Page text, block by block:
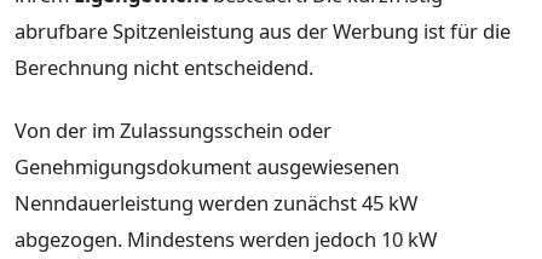
abrufbare Spitzenleistung aus der Werbung ist für die
Berechnung nicht entscheidend.
Von der im Zulassungsschein oder
Genehmigungsdokument ausgewiesenen
Nenndauerleistung werden zunächst 45 kW
abgezogen. Mindestens werden jedoch 10 kW